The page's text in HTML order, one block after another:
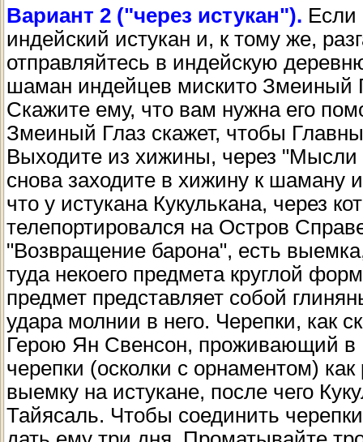
Вариант 2 ("через истукан"). Если
индейский истукан и, к тому же,
отправляйтесь в индейскую
шаман индейцев мискито Змеиный
Скажите ему, что вам нужна его
Змеиный Глаз скажет, чтобы
Выходите из хижины, через "Мысли
снова заходите в хижину к шаману
что у истукана Кукулькана, через
телепортировался на Остров
"Возвращение барона", есть
туда некоего предмета круглой
предмет представляет собой
удара молнии в него. Черепки, как
Герою Ян Свенсон, проживающий в
черепки (осколки с орнаментом)
выемку на истукане, после чего
Тайясаль. Чтобы соединить